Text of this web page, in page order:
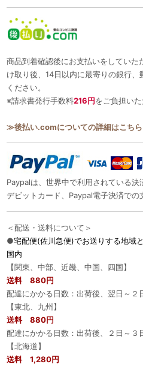
商品到着確認後にお支払いをしていた
け取り後、14日以内に最寄りの銀行
ください。
※請求書発行手数料216円をご負担いた
≫後払い.comについての詳細はこちら
Paypalは、世界中で利用されている決
デビットカード、Paypal電子決済での
＜配送・送料について＞
●宅配便(佐川急便)でお送りする地域
国内
【関東、中部、近畿、中国、四国】
送料 880円
配達にかかる日数：出荷後、翌日～２
【東北、九州】
送料 880円
配達にかかる日数：出荷後、２日～３
【北海道】
送料 1,280円